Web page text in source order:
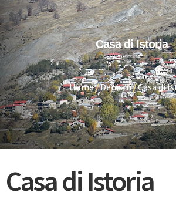
Home Deniscu Casa di
Casa di Istoria
Casa di Istoria